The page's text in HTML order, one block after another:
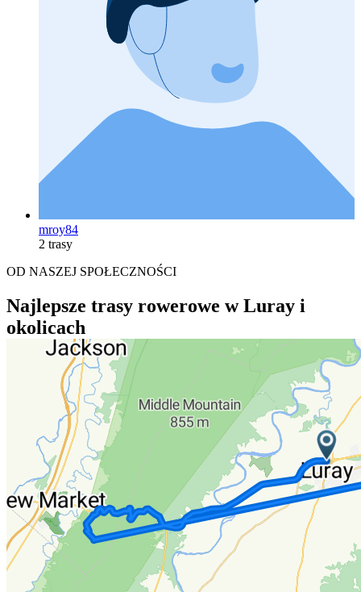
mroy84
2 trasy
OD NASZEJ SPOŁECZNOŚCI
Najlepsze trasy rowerowe w Luray i
okolicach